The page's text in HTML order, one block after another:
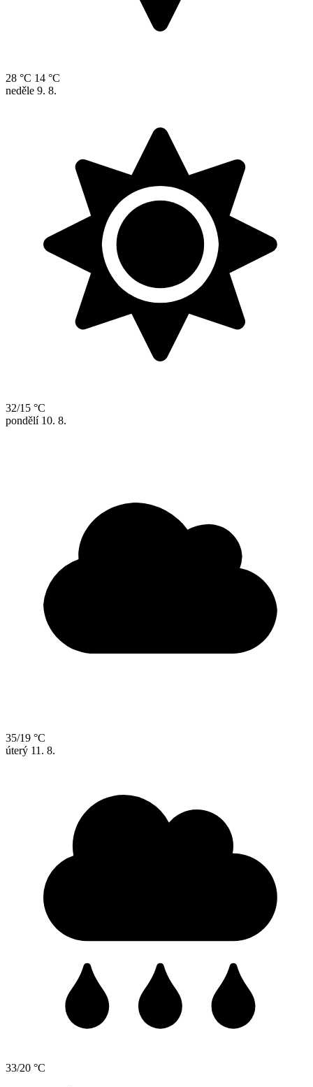
28 °C 14 °C
neděle 9. 8.
32/15 °C
pondělí 10. 8.
35/19 °C
úterý 11. 8.
33/20 °C